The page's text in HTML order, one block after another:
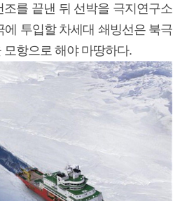
조를 끝낸 뒤 선박을 극지연구소
에 투입할 차세대 쇄빙선은 북극
항으로 해야 마땅하다.